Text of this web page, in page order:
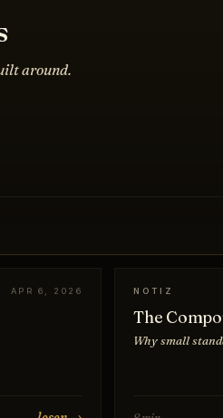
around.
APR 6, 2026 NOTIZ
The
Why small